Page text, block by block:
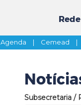
Agenda | Cemead |
Subsecretaria /